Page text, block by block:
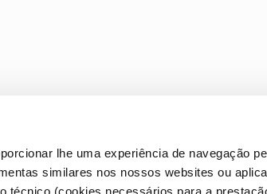
lhe uma experiência de navegação
similares nos nossos websites ou